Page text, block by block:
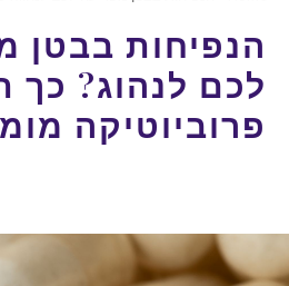
בבטן
לנהוג? כך